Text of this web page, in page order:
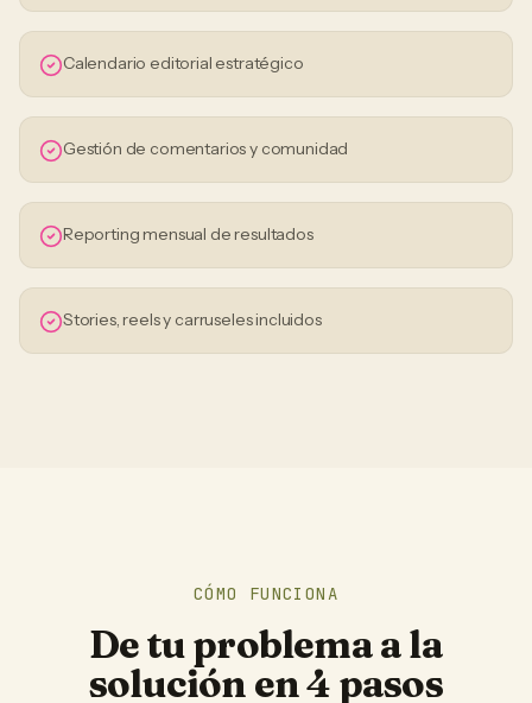
Calendario editorial estratégico
Gestión de comentarios y comunidad
Reporting mensual de resultados
Stories, reels y carruseles incluidos
CÓMO FUNCIONA
De tu problema a la
solución en 4 pasos